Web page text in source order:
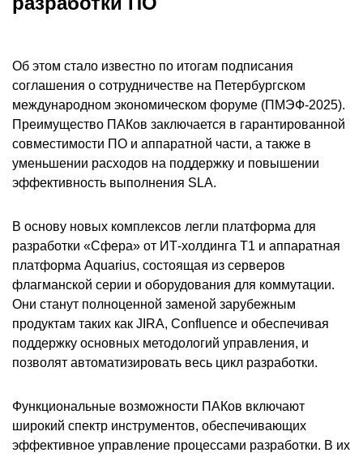
Об этом стало известно по итогам подписания
соглашения о сотрудничестве на Петербургском
международном экономическом форуме (ПМЭФ-2025).
Преимущество ПАКов заключается в гарантированной
совместимости ПО и аппаратной части, а также в
уменьшении расходов на поддержку и повышении
эффективность выполнения SLA.
В основу новых комплексов легли платформа для
разработки «Сфера» от ИТ-холдинга Т1 и аппаратная
платформа Aquarius, состоящая из серверов
флагманской серии и оборудования для коммутации.
Они станут полноценной заменой зарубежным
продуктам таких как JIRA, Confluence и обеспечивая
поддержку основных методологий управления, и
позволят автоматизировать весь цикл разработки.
Функциональные возможности ПАКов включают
широкий спектр инструментов, обеспечивающих
эффективное управление процессами разработки. В их